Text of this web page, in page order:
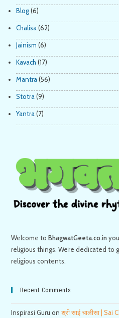
Blog(6)
Chalisa (62)
Jainism (6)
Kavach (17)
Mantra (56)
Stotra (9)
Yantra (7)
Welcome toBhagwatGeeta.co.in
religious things. We’re dedicated to
religious contents.
Recent Comments
Inspirasi Guru onश्री साई चालीसा | Sai